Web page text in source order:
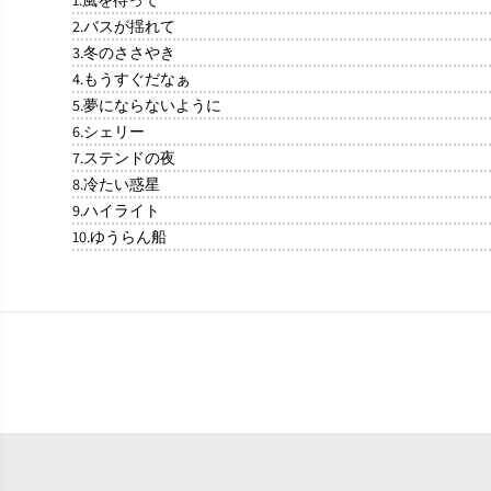
2.バスが揺れて
3.冬のささやき
4.もうすぐだなぁ
5.夢にならないように
6.シェリー
7.ステンドの夜
8.冷たい惑星
9.ハイライト
10.ゆうらん船